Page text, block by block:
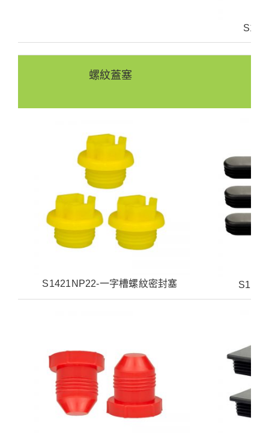
螺紋蓋塞
S1421NP22-一字槽螺紋密封塞